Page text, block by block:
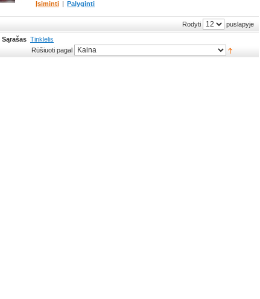
Įsiminti | Palyginti
Rodyti puslapyje
Sąrašas Tinklelis
Rūšiuoti pagal